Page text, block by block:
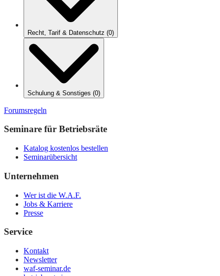
Recht, Tarif & Datenschutz (0)
Schulung & Sonstiges (0)
Forumsregeln
Seminare für Betriebsräte
Katalog kostenlos bestellen
Seminarübersicht
Unternehmen
Wer ist die W.A.F.
Jobs & Karriere
Presse
Service
Kontakt
Newsletter
waf-seminar.de